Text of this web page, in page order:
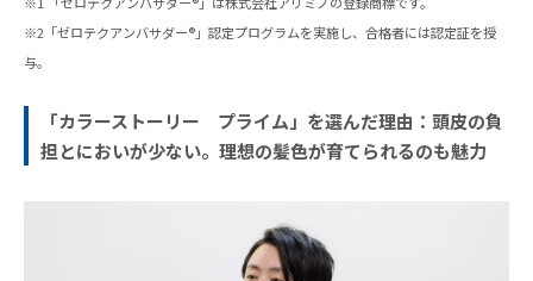
※2「ゼロテクアンバサダー®」認定プログラムを実施し、合格者には認定証を授
与。
「カラーストーリー プライム」を選んだ理由：頭皮の負
担とにおいが少ない。理想の髪色が育てられるのも魅力